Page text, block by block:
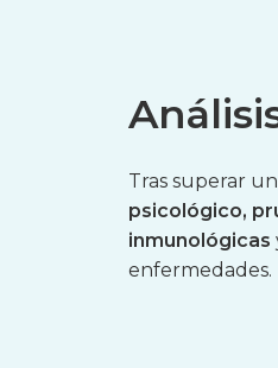
Tras superar
psicológico,
inmunológicas
enfermedades.